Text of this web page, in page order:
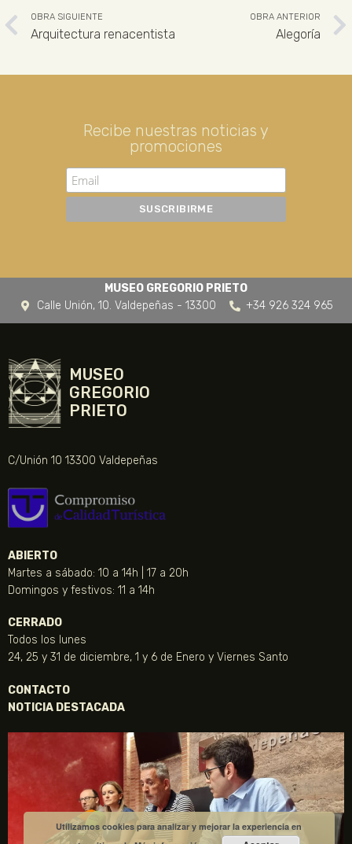
OBRA SIGUIENTE
Arquitectura renacentista
OBRA ANTERIOR
Alegoría
Recibe nuestras noticias y
promociones
MUSEO GREGORIO PRIETO
Calle Unión, 10. Valdepeñas - 13300
+34 926 324 965
MUSEO
GREGORIO
PRIETO
C/Unión 10 13300 Valdepeñas
ABIERTO
Martes a sábado: 10 a 14h | 17 a 20h
Domingos y festivos: 11 a 14h
CERRADO
Todos los lunes
24, 25 y 31 de diciembre, 1 y 6 de Enero y Viernes Santo
CONTACTO
NOTICIA DESTACADA
Utilizamos cookies para analizar y mejorar la experiencia en